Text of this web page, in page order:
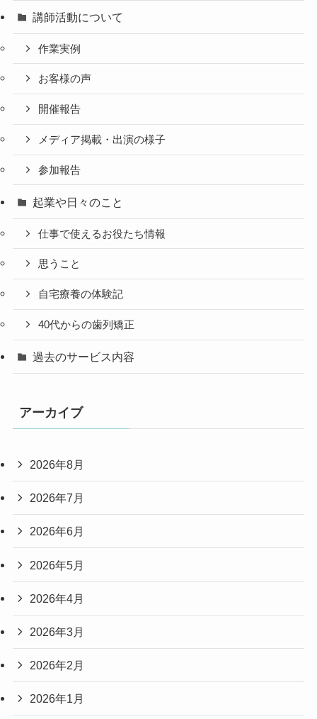
講師活動について
作業実例
お客様の声
開催報告
メディア掲載・出演の様子
参加報告
起業や日々のこと
仕事で使えるお役たち情報
思うこと
自宅療養の体験記
40代からの歯列矯正
過去のサービス内容
アーカイブ
2026年8月
2026年7月
2026年6月
2026年5月
2026年4月
2026年3月
2026年2月
2026年1月